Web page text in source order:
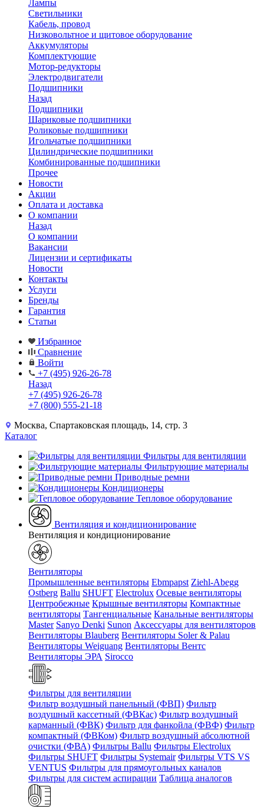
Лампы
Светильники
Кабель, провод
Низковольтное и щитовое оборудование
Аккумуляторы
Комплектующие
Мотор-редукторы
Электродвигатели
Подшипники
Назад
Подшипники
Шариковые подшипники
Роликовые подшипники
Игольчатые подшипники
Цилиндрические подшипники
Комбинированные подшипники
Прочее
Новости
Акции
Оплата и доставка
О компании
Назад
О компании
Вакансии
Лицензии и сертификаты
Новости
Контакты
Услуги
Бренды
Гарантия
Статьи
Избранное
Сравнение
Войти
+7 (495) 926-26-78
Назад
+7 (495) 926-26-78
+7 (800) 555-21-18
Москва, Спартаковская площадь, 14, стр. 3
Каталог
Фильтры для вентиляции
Фильтрующие материалы
Приводные ремни
Кондиционеры
Тепловое оборудование
Вентиляция и кондиционирование
Вентиляция и кондиционирование
Вентиляторы
Промышленные вентиляторы Ebmpapst Ziehl-Abegg
Ostberg Ballu SHUFT Electrolux Осевые вентиляторы
Центробежные Крышные вентиляторы Компактные
вентиляторы Тангенциальные Канальные вентиляторы
Master Sanyo Denki Sunon Аксессуары для вентиляторов
Вентиляторы Blauberg Вентиляторы Soler & Palau
Вентиляторы Weiguang Вентиляторы Вентс
Вентиляторы ЭРА Sirocco
Фильтры для вентиляции
Фильтр воздушный панельный (ФВП) Фильтр
воздушный кассетный (ФВКас) Фильтр воздушный
карманный (ФВК) Фильтр для фанкойла (ФВФ) Фильтр
компактный (ФВКом) Фильтр воздушный абсолютной
очистки (ФВА) Фильтры Ballu Фильтры Electrolux
Фильтры SHUFT Фильтры Systemair Фильтры VTS VS
VENTUS Фильтры для прямоугольных каналов
Фильтры для систем аспирации Таблица аналогов